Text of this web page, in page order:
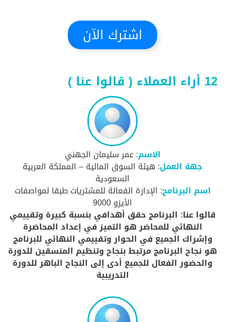
اشترك الآن
12 أراء العملاء ( قالوا عنا )
الاسم: عمر سليمان الجهني
جهة العمل: هيئة السوق المالية – المملكة العربية
السعودية
اسم البرنامج: الإدارة الفعالة للمشتريات طبقا لمواصفات
الأيزو 9000
قالوا عنا: البرنامج حقق أهدافي بنسبة كبيرة وتقييمي
النهائي للمحاضر هو التميز في إعداد المحاضرة
وإشراك الجميع في الحوار وتقييمي النهائي للبرنامج
هو نجاح البرنامج مرتبط بنجاح وتنظيم المنسقين للدورة
والحضور الفعال للجميع أدى إلى النجاح الباهر للدورة
التدريبية